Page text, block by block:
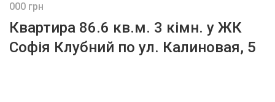
000 грн
Квартира 86.6 кв.м. 3 кімн. у ЖК
Софія Клубний по ул. Калиновая, 5